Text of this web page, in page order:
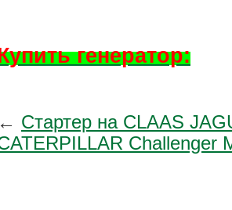
генератор:
← Стартер на CLAAS
Challenger